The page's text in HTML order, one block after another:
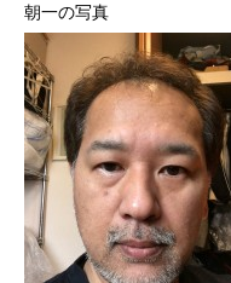
朝一の写真